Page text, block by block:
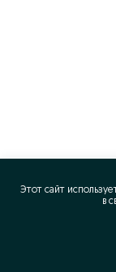
Этот сайт
в